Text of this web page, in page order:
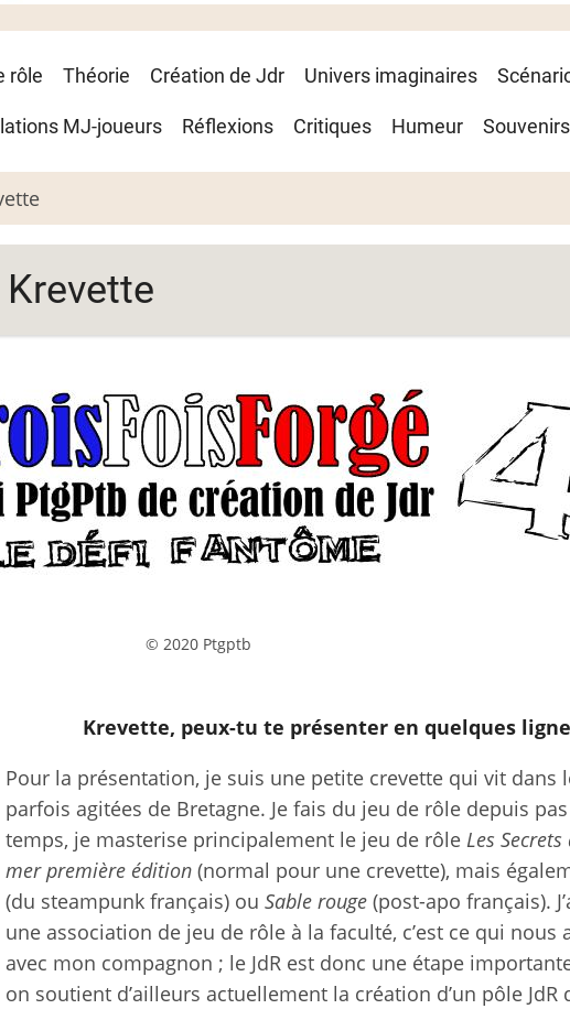
rôle Théorie Création de Jdr Univers imaginaires
MJ-joueurs Réflexions Critiques Humeur Souvenirs
Krevette
© 2020 Ptgptb
Krevette, peux-tu te présenter en quelques
Pour la présentation, je suis une petite crevette qui vit dans
parfois agitées de Bretagne. Je fais du jeu de rôle depuis
temps, je masterise principalement le jeu de rôle Les
mer première édition (normal pour une crevette), mais
(du steampunk français) ou Sable rouge (post-apo français).
une association de jeu de rôle à la faculté, c’est ce qui nous
avec mon compagnon ; le JdR est donc une étape
on soutient d’ailleurs actuellement la création d’un pôle JdR